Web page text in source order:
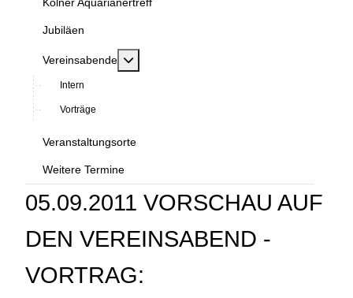
Kölner Aquarianertreff
Jubiläen
Vereinsabende MOD_MENU_TOGGLE_SUBMENU_LABEL
Intern
Vorträge
Veranstaltungsorte
Weitere Termine
05.09.2011 VORSCHAU AUF
DEN VEREINSABEND -
VORTRAG: